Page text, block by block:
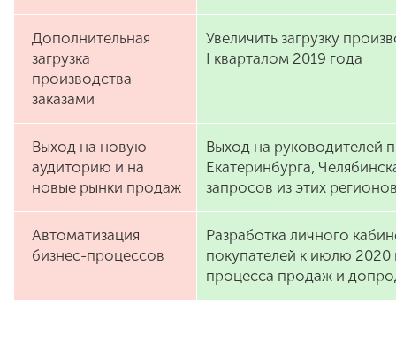
Дополнительная
загрузка
производства
заказами
Увеличить загрузку
I кварталом 2019 года
Выход на новую
аудиторию и на
новые рынки продаж
Выход на руководителей
Екатеринбурга,
запросов из этих
Автоматизация
бизнес-процессов
Разработка личного
покупателей к июлю 2020
процесса продаж и